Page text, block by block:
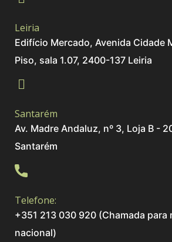
Leiria
Edifício Mercado, Avenida Cidade
Piso, sala 1.07, 2400-137 Leiria
Santarém
Av. Madre Andaluz, nº 3, Loja B -
Santarém
Telefone:
+351 213 030 920 (Chamada para
nacional)